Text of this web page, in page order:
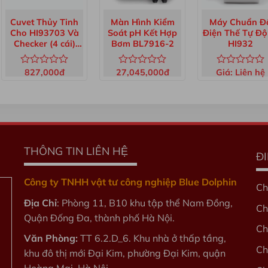
Cuvet Thủy Tinh
Cho HI93703 Và
Checker (4 cái)
HI731321
Được
sao
827,000đ
Màn Hình Kiểm
Soát pH Kết Hợp
Bơm BL7916-2
Được
sao
27,045,000đ
Máy Chuẩn
Điện Thế Tự
HI932
Được
sao
Giá: Liên hệ
THÔNG TIN LIÊN HỆ
Công ty TNHH vật tư công nghiệp Blue Dolphin
Địa Chỉ: Phòng 11, B10 khu tập thể Nam Đồng,
Quận Đống Đa, thành phố Hà Nội.
Văn Phòng: TT 6.2.D_6. Khu nhà ở thấp tầng,
khu đô thị mới Đại Kim, phường Đại Kim, quận